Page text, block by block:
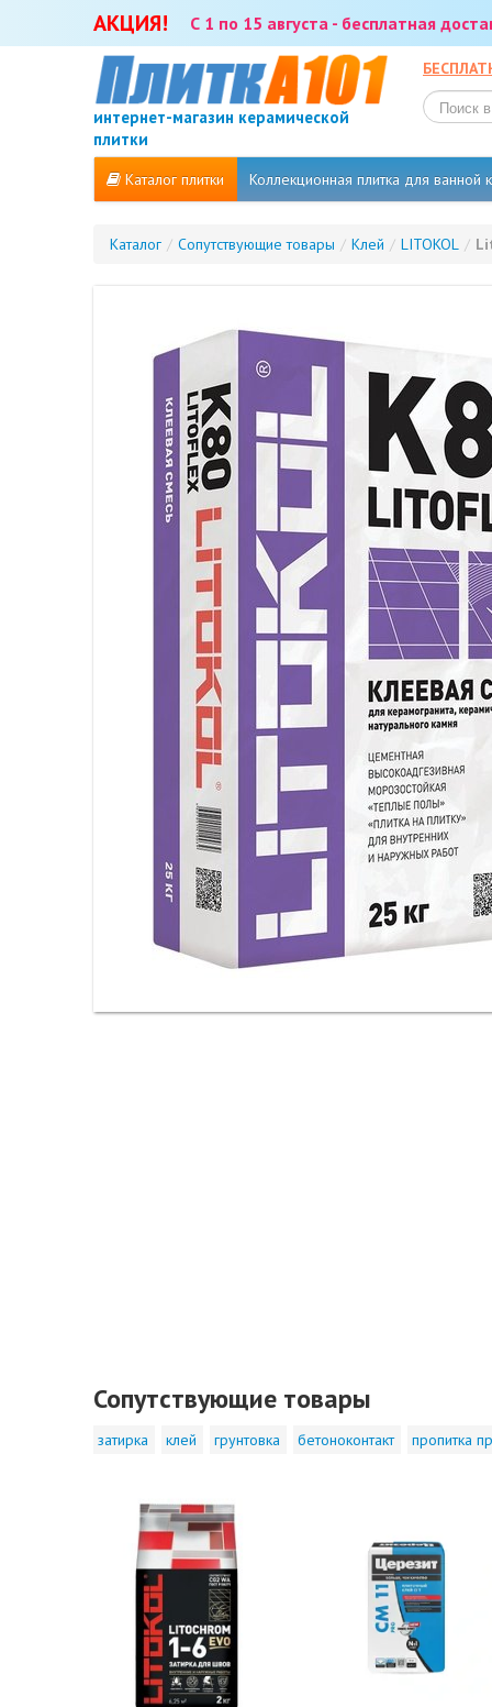
АКЦИЯ! С 1 по 15 августа - бесплатная
интернет-магазин керамической
плитки
Каталог плитки Коллекционная плитка для ванной
Каталог / Сопутствующие товары / Клей / LITOKOL /
Сопутствующие товары
затирка клей грунтовка бетоноконтакт пропитка